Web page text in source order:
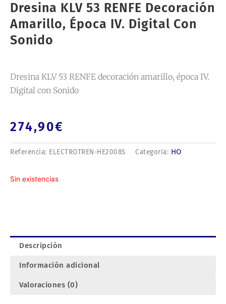
Dresina KLV 53 RENFE Decoración
Amarillo, Época IV. Digital Con
Sonido
Dresina KLV 53 RENFE decoración amarillo, época IV.
Digital con Sonido
274,90€
Referencia: ELECTROTREN-HE2008S Categoría: HO
Sin existencias
Descripción
Información adicional
Valoraciones (0)